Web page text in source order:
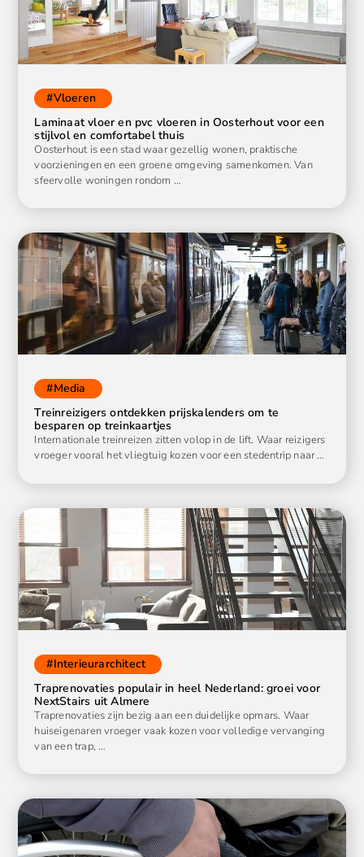
#Vloeren
Laminaat vloer en pvc vloeren in Oosterhout voor een
stijlvol en comfortabel thuis
Oosterhout is een stad waar gezellig wonen, praktische
voorzieningen en een groene omgeving samenkomen. Van
sfeervolle woningen rondom …
#Media
Treinreizigers ontdekken prijskalenders om te
besparen op treinkaartjes
Internationale treinreizen zitten volop in de lift. Waar reizigers
vroeger vooral het vliegtuig kozen voor een stedentrip naar …
#Interieurarchitect
Traprenovaties populair in heel Nederland: groei voor
NextStairs uit Almere
Traprenovaties zijn bezig aan een duidelijke opmars. Waar
huiseigenaren vroeger vaak kozen voor volledige vervanging
van een trap, …